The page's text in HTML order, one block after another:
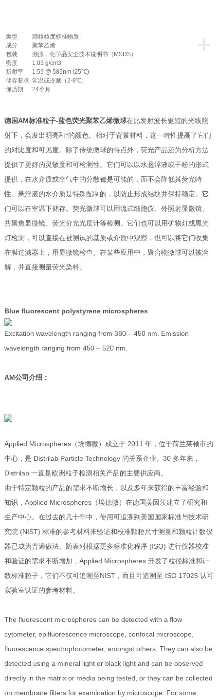
+
类型
颗粒粒度标准物质
成分
聚苯乙烯
包装
溯源，化学品安全技术说明书（MSDS）
密度
1.05 g/cm3
折射率
1.59 @ 589nm (25℃)
储存要求 常温或冷藏（2-8℃）
保质期
24个月
德国AM标准粒子-蓝色荧光聚苯乙烯微球在比发射波长更短的光线照
射下，会发出明亮和*的颜色。相对于背景材料，这一特性提高了它们
的对比度和可见度。除了传统微球的特点外，荧光产品还为分析方法
提供了更好的灵敏度和可检测性。它们可以以水悬浮液或干粉的形式
提供，在水介质或空气中的分散都是可能的，而不会降低其荧光特
性。悬浮液的水介质是特殊配制的，以防止形成结块并保持稳定。它
们可以在室温下储存。荧光微球可以用流式细胞仪、外照射显微镜、
共聚焦显微镜、荧光分光光度计等检测。它们也可以用矿物灯或黑光
灯检测，可以直接在被测试的基质或介质中观察，也可以将它们收集
在膜过滤器上，用显微镜检查。在某些应用中，聚合物微球可以被溶
解，并直接测量荧光染料。
Blue fluorescent polystyrene microspheres
Excitation wavelength ranging from 380 – 450 nm. Emission
wavelength ranging from 450 – 520 nm.
AM公司介绍：
Applied Microspheres（埃德微）成立于 2011 年，位于荷兰莱顿市的
中心，是 Distrilab Particle Technology 的关系企业。30 多年来，
Distrilab 一直是欧洲粒子检测相关产品的主要供应商。
由于特定颗粒的产品的需求不断增长，以及多年来获得的丰富经验和
知识，Applied Microspheres（埃德微）在德国美因茨建立了研究和
生产中心。在过去的几十年中，使用可追溯到美国国家标准与技术研
究院 (NIST) 标准的参考材料来验证和校准颗粒尺寸测量和颗粒计数仪
器已成为普遍做法。随着对根据更多标准化程序 (ISO) 进行仪器校准
和验证的需求不断增加，Applied Microspheres 开发了粒径标准和计
数标准粒子，它们不仅可追溯至NIST，而且可追溯至 ISO 17025 认可
实验室认证的参考材料。
The fluorescent microspheres can be detected with a flow
cytometer, epifluorescence microscope, confocal microscope,
fluorescence spectrophotometer, amongst others. They can also be
detected using a mineral light or black light and can be observed
directly in the matrix or media being tested, or they can be collected
on membrane filters for examination by microscope. For some